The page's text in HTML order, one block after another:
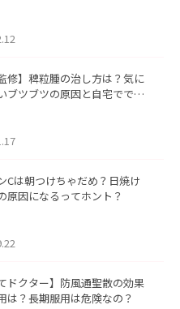
修】稗粒腫の治し方は？気に
ブツブツの原因と自宅ででき
Cは朝つけちゃだめ？日焼け
原因になるってホント？
ドクター】防風通聖散の効果
は？長期服用は危険なの？